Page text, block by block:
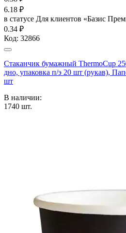
6.18 ₽
в статусе Для клиентов «Базис
0.34 ₽
Код: 32866
Стаканчик бумажный ThermoCup
дно, упаковка п/э 20 шт (рукав),
шт
В наличии:
1740 шт.